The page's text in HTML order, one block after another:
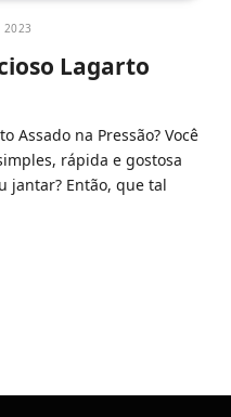
2023
Lagarto
Assado na Pressão? Você
rápida e gostosa
jantar? Então, que tal